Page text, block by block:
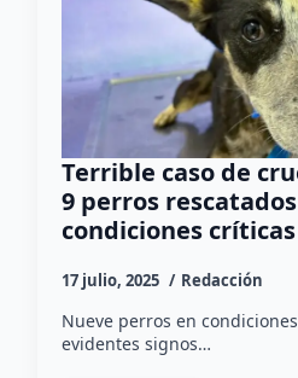
Terrible caso de
9 perros
condiciones
17 julio, 2025 Redacción
Nueve perros en
evidentes signos…